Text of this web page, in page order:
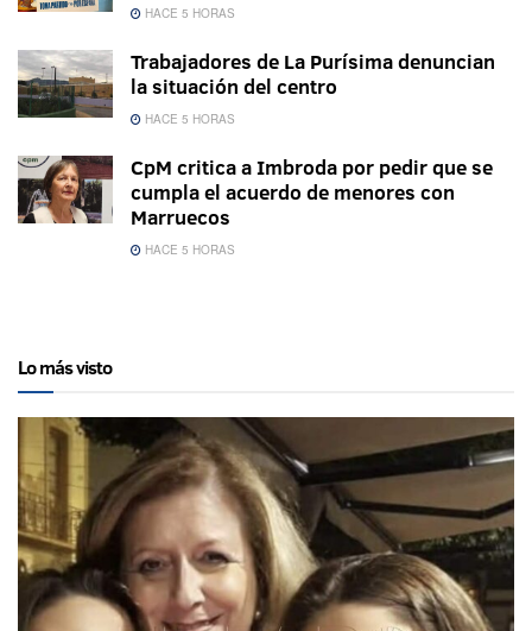
HACE 5 HORAS
Trabajadores de La Purísima denuncian
la situación del centro
HACE 5 HORAS
CpM critica a Imbroda por pedir que se
cumpla el acuerdo de menores con
Marruecos
HACE 5 HORAS
Lo más visto